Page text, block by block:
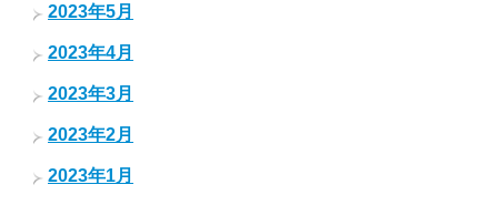
2023年5月
2023年4月
2023年3月
2023年2月
2023年1月